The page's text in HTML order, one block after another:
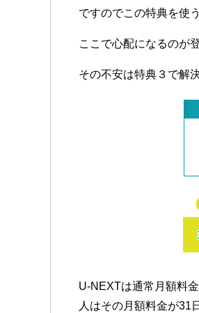
ですのでこの特典を使
ここで心配になるのが
その不安は特典３で解
U-NEXTは通常月額料
人はその月額料金が31